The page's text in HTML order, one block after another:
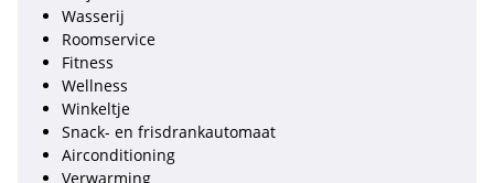
Wasserij
Roomservice
Fitness
Wellness
Winkeltje
Snack- en frisdrankautomaat
Airconditioning
Verwarming